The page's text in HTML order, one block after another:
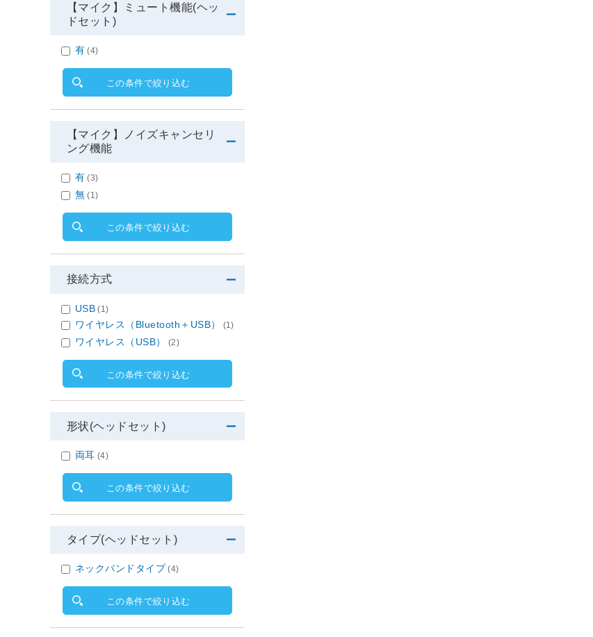
【マイク】ミュート機能(ヘッ
ドセット)
有 (4)
この条件で絞り込む
【マイク】ノイズキャンセリ
ング機能
有 (3)
無 (1)
この条件で絞り込む
接続方式
USB (1)
ワイヤレス（Bluetooth＋USB） (1)
ワイヤレス（USB） (2)
この条件で絞り込む
形状(ヘッドセット)
両耳 (4)
この条件で絞り込む
タイプ(ヘッドセット)
ネックバンドタイプ (4)
この条件で絞り込む